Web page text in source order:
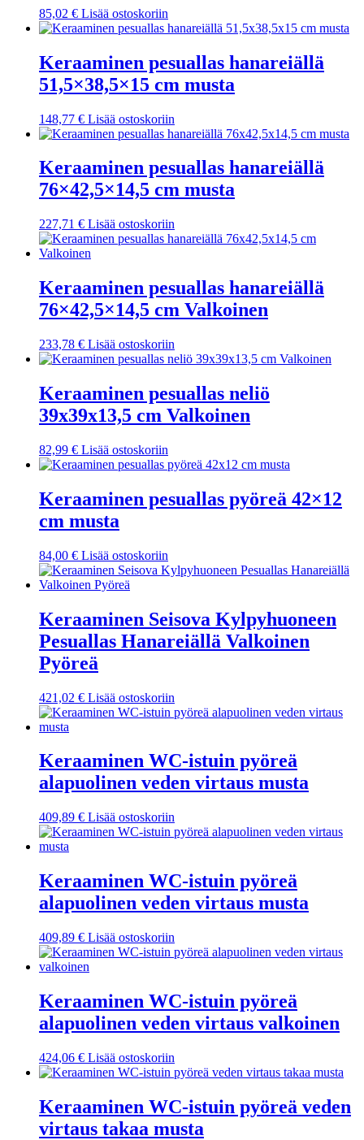
85,02 € Lisää ostoskoriin
Keraaminen pesuallas hanareiällä
51,5×38,5×15 cm musta
148,77 € Lisää ostoskoriin
Keraaminen pesuallas hanareiällä
76×42,5×14,5 cm musta
227,71 € Lisää ostoskoriin
Keraaminen pesuallas hanareiällä
76×42,5×14,5 cm Valkoinen
233,78 € Lisää ostoskoriin
Keraaminen pesuallas neliö
39x39x13,5 cm Valkoinen
82,99 € Lisää ostoskoriin
Keraaminen pesuallas pyöreä 42×12
cm musta
84,00 € Lisää ostoskoriin
Keraaminen Seisova Kylpyhuoneen
Pesuallas Hanareiällä Valkoinen
Pyöreä
421,02 € Lisää ostoskoriin
Keraaminen WC-istuin pyöreä
alapuolinen veden virtaus musta
409,89 € Lisää ostoskoriin
Keraaminen WC-istuin pyöreä
alapuolinen veden virtaus musta
409,89 € Lisää ostoskoriin
Keraaminen WC-istuin pyöreä
alapuolinen veden virtaus valkoinen
424,06 € Lisää ostoskoriin
Keraaminen WC-istuin pyöreä veden
virtaus takaa musta